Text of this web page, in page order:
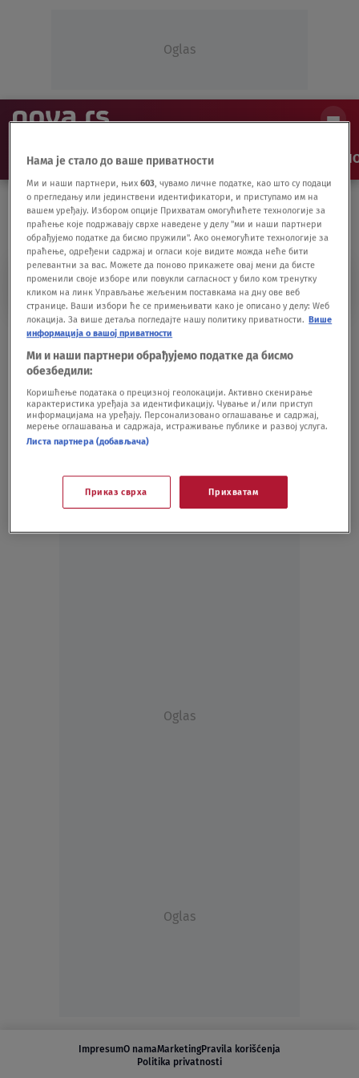
Oglas
NAJNOVIJE VESTI SHOW
SRPSKI KOŠARKAŠ
Avramović ostaje u Estudijantesu
KOŠARKA11.06.20.
ili najbolja sezona
KOŠARKA 22.05.20.
Oglas
Oglas
ImpresumO namaMarketingPravila korišćenja
Politika privatnosti
Нама је стало до ваше приватности
Ми и наши партнери, њих603, чувамо личне податке, као што су подаци
о прегледању или јединствени идентификатори, и приступамо им на
вашем уређају. Избором опције Прихватам омогућићете технологије за
праћење које подржавају сврхе наведене у делу "ми и наши партнери
обрађујемо податке да бисмо пружили". Ако онемогућите технологије за
праћење, одређени садржај и огласи које видите можда неће бити
релевантни за вас. Можете да поново прикажете овај мени да бисте
променили своје изборе или повукли сагласност у било ком тренутку
кликом на линк Управљање жељеним поставкама на дну ове веб
странице. Ваши избори ће се примењивати како је описано у делу: Wеб
локација. За више детаља погледајте нашу политику приватности. Више
информација о вашој приватности
Ми и наши партнери обрађујемо податке да бисмо
обезбедили:
Коришћење података о прецизној геолокацији. Активно скенирање
карактеристика уређаја за идентификацију. Чување и/или приступ
информацијама на уређају. Персонализовано оглашавање и садржај,
мерење оглашавања и садржаја, истраживање публике и развој услуга.
Листа партнера (добављача)
Приказ сврха Прихватам